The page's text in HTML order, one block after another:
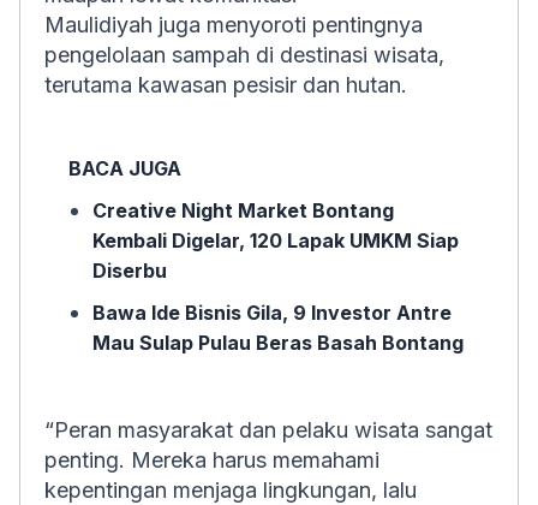
Maulidiyah juga menyoroti pentingnya
pengelolaan sampah di destinasi wisata,
terutama kawasan pesisir dan hutan.
BACA JUGA
Creative Night Market Bontang
Kembali Digelar, 120 Lapak UMKM Siap
Diserbu
Bawa Ide Bisnis Gila, 9 Investor Antre
Mau Sulap Pulau Beras Basah Bontang
“Peran masyarakat dan pelaku wisata sangat
penting. Mereka harus memahami
kepentingan menjaga lingkungan, lalu